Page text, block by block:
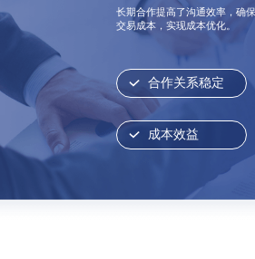
长期合作提高了沟通效率，确
交易成本，实现成本优化。
合作关系稳定
成本效益